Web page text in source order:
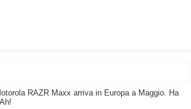
robot tagliaerba lo appoggi e fa tutto lui! (Senza
RAZR Maxx arriva in Europa a Maggio. Ha